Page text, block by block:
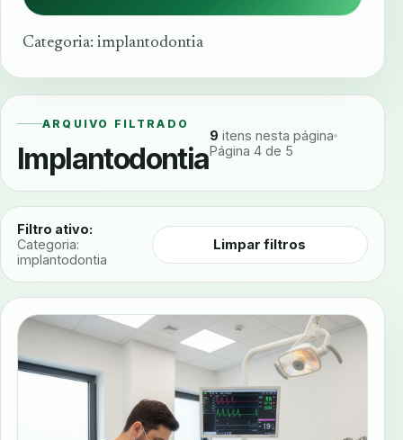
Categoria: implantodontia
ARQUIVO FILTRADO
Implantodontia
9 itens nesta página
Página 4 de 5
Filtro ativo:
Categoria:
implantodontia
Limpar filtros